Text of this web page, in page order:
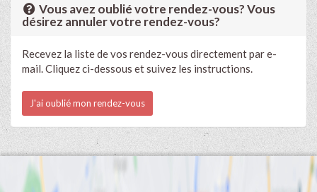
Vous avez oublié votre rendez-vous? Vous
désirez annuler votre rendez-vous?
Recevez la liste de vos rendez-vous directement par e-
mail. Cliquez ci-dessous et suivez les instructions.
J'ai oublié mon rendez-vous